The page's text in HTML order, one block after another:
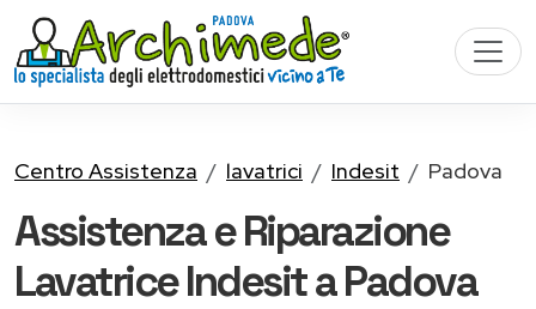
Centro Assistenza lavatrici Indesit Padova
Assistenza e Riparazione
Lavatrice Indesit a Padova